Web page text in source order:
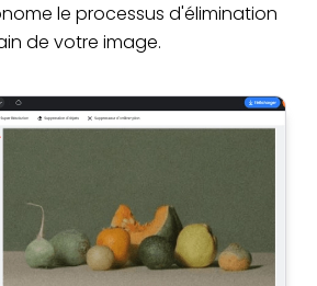
le processus d'élimination
de votre image.